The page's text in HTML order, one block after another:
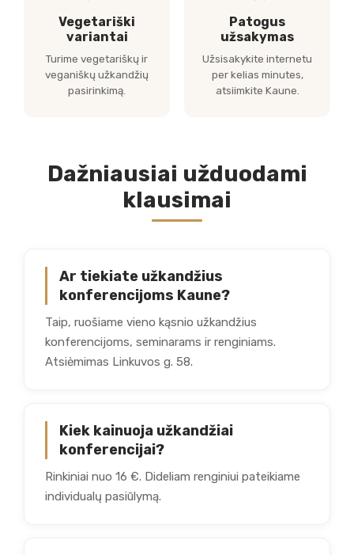
Vegetariški
variantai
Turime vegetariškų ir
veganiškų užkandžių
pasirinkimą.
Patogus
užsakymas
Užsisakykite internetu
per kelias minutes,
atsiimkite Kaune.
Dažniausiai užduodami
klausimai
Ar tiekiate užkandžius
konferencijoms Kaune?
Taip, ruošiame vieno kąsnio užkandžius
konferencijoms, seminarams ir renginiams.
Atsiėmimas Linkuvos g. 58.
Kiek kainuoja užkandžiai
konferencijai?
Rinkiniai nuo 16 €. Dideliam renginiui pateikiame
individualų pasiūlymą.